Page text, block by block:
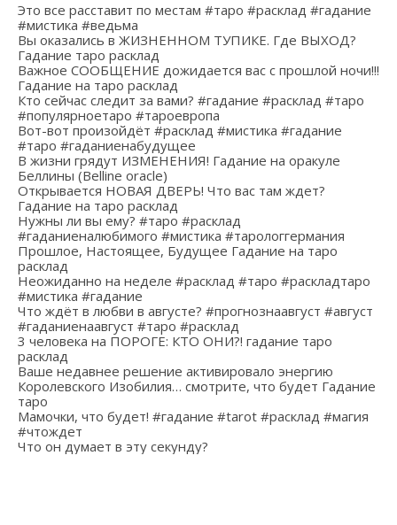
Это все расставит по местам #таро #расклад #гадание
#мистика #ведьма
Вы оказались в ЖИЗНЕННОМ ТУПИКЕ. Где ВЫХОД?
Гадание таро расклад
Важное СООБЩЕНИЕ дожидается вас с прошлой ночи!!!
Гадание на таро расклад
Кто сейчас следит за вами? #гадание #расклад #таро
#популярноетаро #тароевропа
Вот-вот произойдёт #расклад #мистика #гадание
#таро #гаданиенабудущее
В жизни грядут ИЗМЕНЕНИЯ! Гадание на оракуле
Беллины (Belline oracle)
Открывается НОВАЯ ДВЕРЬ! Что вас там ждет?
Гадание на таро расклад
Нужны ли вы ему? #таро #расклад
#гаданиеналюбимого #мистика #тарологгермания
Прошлое, Настоящее, Будущее Гадание на таро
расклад
Неожиданно на неделе #расклад #таро #раскладтаро
#мистика #гадание
Что ждёт в любви в августе? #прогнознаавгуст #август
#гаданиенаавгуст #таро #расклад
3 человека на ПОРОГЕ: КТО ОНИ?! гадание таро
расклад
Ваше недавнее решение активировало энергию
Королевского Изобилия… смотрите, что будет Гадание
таро
Мамочки, что будет! #гадание #tarot #расклад #магия
#чтождет
Что он думает в эту секунду?